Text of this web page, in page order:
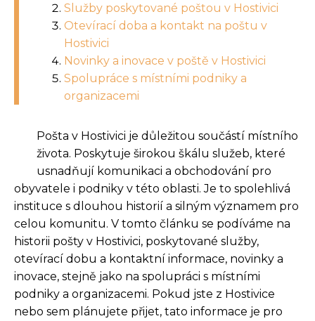
Služby poskytované poštou v Hostivici
Otevírací doba a kontakt na poštu v
Hostivici
Novinky a inovace v poště v Hostivici
Spolupráce s místními podniky a
organizacemi
Pošta v Hostivici je důležitou součástí místního
života. Poskytuje širokou škálu služeb, které
usnadňují komunikaci a obchodování pro
obyvatele i podniky v této oblasti. Je to spolehlivá
instituce s dlouhou historií a silným významem pro
celou komunitu. V tomto článku se podíváme na
historii pošty v Hostivici, poskytované služby,
otevírací dobu a kontaktní informace, novinky a
inovace, stejně jako na spolupráci s místními
podniky a organizacemi. Pokud jste z Hostivice
nebo sem plánujete přijet, tato informace je pro